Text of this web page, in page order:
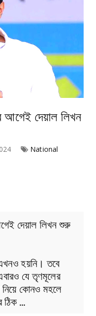
আগেই দেয়াল লিখন
National
দেয়াল লিখন শুরু
হয়নি। তবে
যে তৃণমূলের
নিয়ে কোনও মহলে
ঠিক …